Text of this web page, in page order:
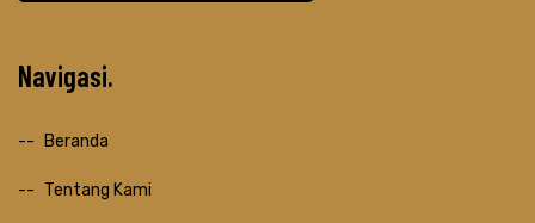
Navigasi
Beranda
Tentang Kami